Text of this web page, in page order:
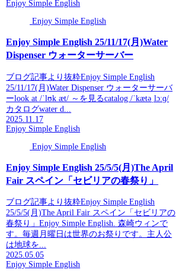
Enjoy Simple English
Enjoy Simple English
Enjoy Simple English 25/11/17(月)Water
Dispenser ウォーターサーバー
ブログ記事より抜粋Enjoy Simple English
25/11/17(月)Water Dispenser ウォーターサーバ
ーlook at /ˈlʊk æt/ ～を見るcatalog /ˈkætəˌlɔːɡ/
カタログwater d...
2025.11.17
Enjoy Simple English
Enjoy Simple English
Enjoy Simple English 25/5/5(月)The April
Fair スペイン「セビリアの春祭り」
ブログ記事より抜粋Enjoy Simple English
25/5/5(月)The April Fair スペイン「セビリアの
春祭り」Enjoy Simple English. 森崎ウィンで
す。毎週月曜日は世界のお祭りです。主人公
は地球を...
2025.05.05
Enjoy Simple English